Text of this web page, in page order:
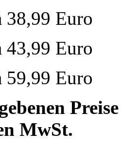
38,99 Euro
43,99 Euro
59,99 Euro
MwSt.